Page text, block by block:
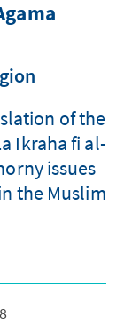
of the
Ikraha fi al-
issues
the Muslim